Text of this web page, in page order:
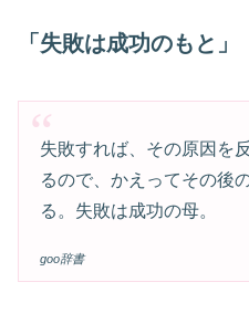
「失敗は成功のもと」
失敗すれば、その原因を
るので、かえってその後
る。失敗は成功の母。
goo辞書